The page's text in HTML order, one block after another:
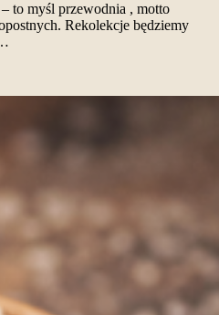
to myśl przewodnia , motto
Rekolekcje będziemy